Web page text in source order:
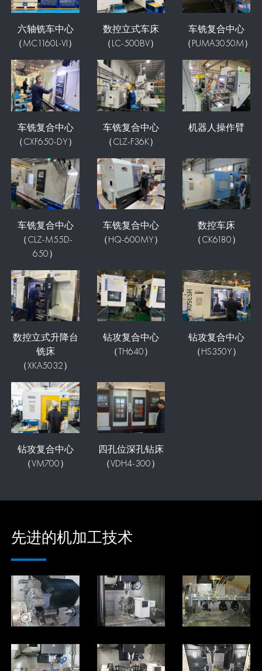
六轴铣车中心
（MC1160L-VI）
数控立式车床
（LC-500BV）
车铣复合中心
（PUMA3050M）
车铣复合中心
（CXF650-DY）
车铣复合中心
（CLZ-F36K）
机器人操作臂
车铣复合中心
（CLZ-M55D-
650）
车铣复合中心
（HQ-600MY）
数控车床
（CK6180）
数控立式升降台
铣床
（XKA5032）
钻攻复合中心
（TH640）
钻攻复合中心
（HS350Y）
钻攻复合中心
（VM700）
四孔位深孔钻床
（VDH4-300）
先进的机加工技术